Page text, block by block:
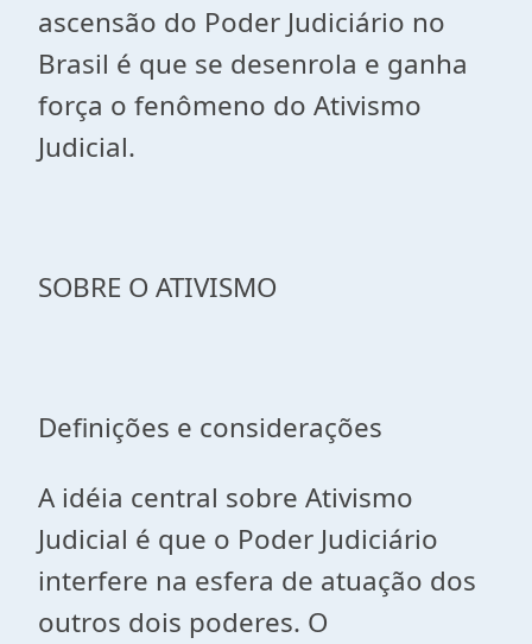
ascensão do Poder Judiciário no
Brasil é que se desenrola e ganha
força o fenômeno do Ativismo
Judicial.
SOBRE O ATIVISMO
Definições e considerações
A idéia central sobre Ativismo
Judicial é que o Poder Judiciário
interfere na esfera de atuação dos
outros dois poderes. O